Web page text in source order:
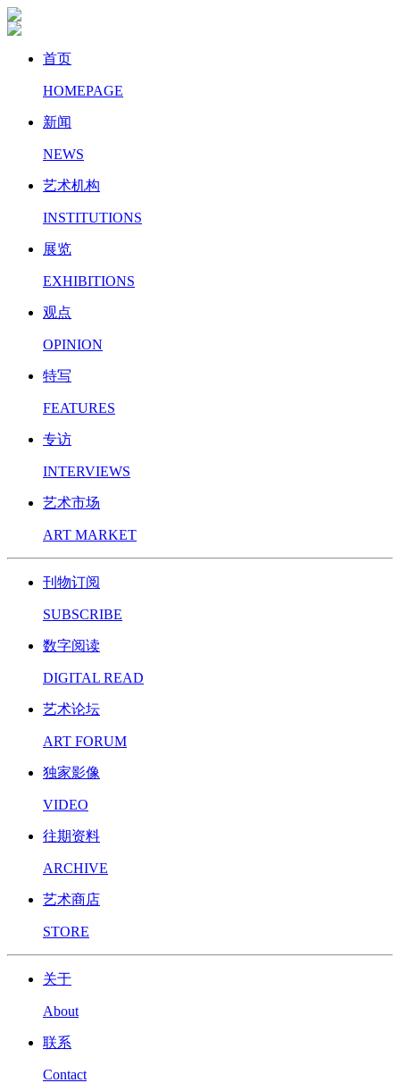
首页
HOMEPAGE
新闻
NEWS
艺术机构
INSTITUTIONS
展览
EXHIBITIONS
观点
OPINION
特写
FEATURES
专访
INTERVIEWS
艺术市场
ART MARKET
刊物订阅
SUBSCRIBE
数字阅读
DIGITAL READ
艺术论坛
ART FORUM
独家影像
VIDEO
往期资料
ARCHIVE
艺术商店
STORE
关于
About
联系
Contact